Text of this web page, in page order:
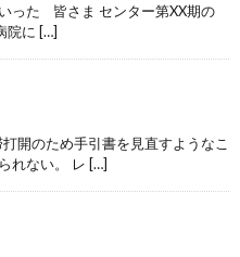
った 皆さま センター第XX期の
院に […]
開のため手引書を見直すようなこ
れない。 レ […]